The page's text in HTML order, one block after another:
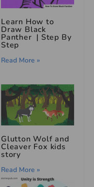
Learn How to
Draw Black
Panther | Step By
Step
Read More »
Glutton Wolf and
Cleaver Fox kids
story
Read More »